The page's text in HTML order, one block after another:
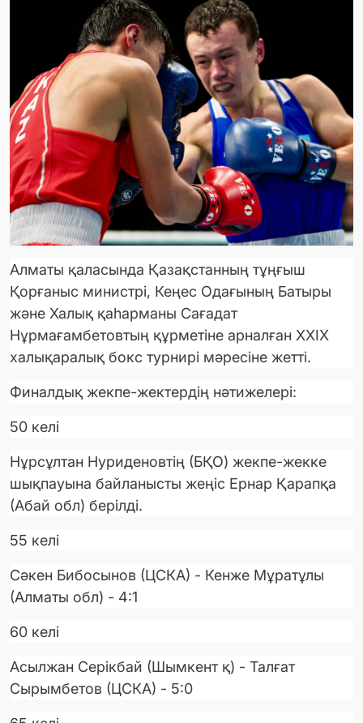
Алматы қаласында Қазақстанның тұңғыш
Қорғаныс министрі, Кеңес Одағының Батыры
және Халық қаһарманы Сағадат
Нұрмағамбетовтың құрметіне арналған XXIX
халықаралық бокс турнирі мәресіне жетті.
Финалдық жекпе-жектердің нәтижелері:
50 келі
Нұрсұлтан Нуриденовтің (БҚО) жекпе-жекке
шықпауына байланысты жеңіс Ернар Қарапқа
(Абай обл) берілді.
55 келі
Сәкен Бибосынов (ЦСКА) - Кенже Мұратұлы
(Алматы обл) - 4:1
60 келі
Асылжан Серікбай (Шымкент қ) - Талғат
Сырымбетов (ЦСКА) - 5:0